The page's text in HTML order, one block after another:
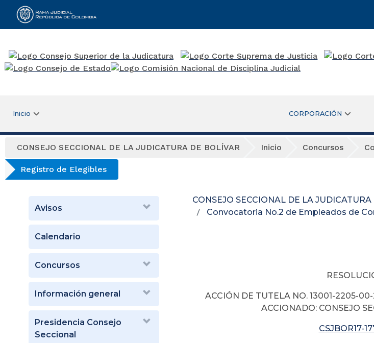
Rama Judicial
Inicio CORPORACIÓN
CONSEJO SECCIONAL DE LA JUDICATURA DE BOLÍVAR Inicio Concursos
Registro de Elegibles
Avisos
Calendario
Concursos
Información general
Presidencia Consejo
Seccional
CONSEJO SECCIONAL DE LA
Convocatoria No.2 de Empleados de
ACCIÓN DE TUTELA NO. 13001-2205-
ACCIONADO: CONSEJO
CSJBOR17-